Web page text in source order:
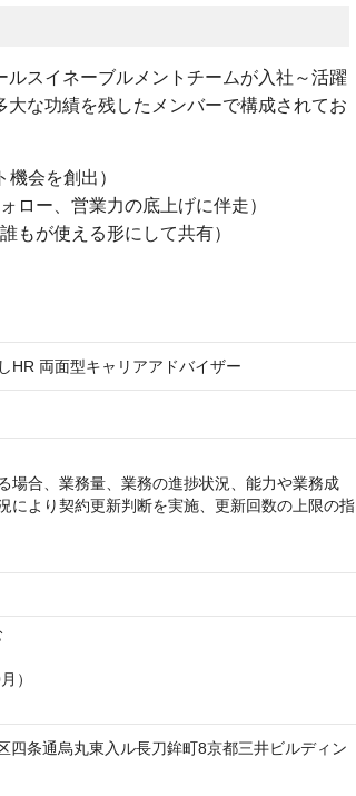
スイネーブルメントチームが入社～活躍
な功績を残したメンバーで構成されてお
会を創出）
ロー、営業力の底上げに伴走）
もが使える形にして共有）
HR 両面型キャリアアドバイザー
場合、業務量、業務の進捗状況、能力や業務成
により契約更新判断を実施、更新回数の上限の指
）
条通烏丸東入ル長刀鉾町8京都三井ビルディン